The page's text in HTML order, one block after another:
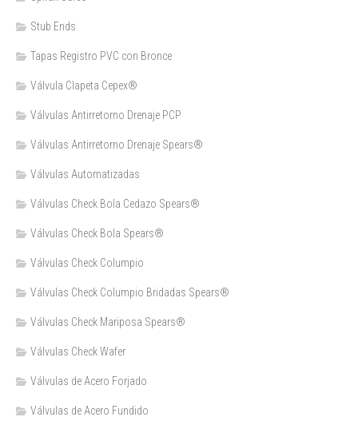
Stub Ends
Tapas Registro PVC con Bronce
Válvula Clapeta Cepex®
Válvulas Antirretorno Drenaje PCP
Válvulas Antirretorno Drenaje Spears®
Válvulas Automatizadas
Válvulas Check Bola Cedazo Spears®
Válvulas Check Bola Spears®
Válvulas Check Columpio
Válvulas Check Columpio Bridadas Spears®
Válvulas Check Mariposa Spears®
Válvulas Check Wafer
Válvulas de Acero Forjado
Válvulas de Acero Fundido